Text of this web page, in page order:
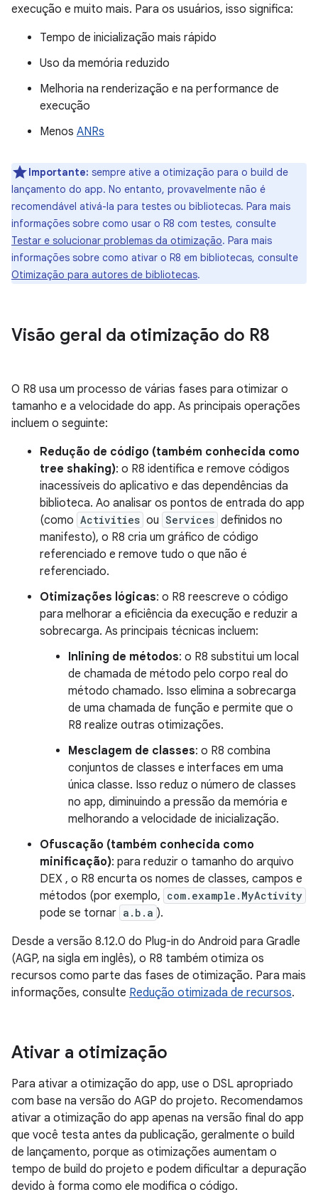
execução e muito mais. Para os usuários, isso significa:
Tempo de inicialização mais rápido
Uso da memória reduzido
Melhoria na renderização e na performance de
execução
Menos ANRs
Importante: sempre ative a otimização para o build de
lançamento do app. No entanto, provavelmente não é
recomendável ativá-la para testes ou bibliotecas. Para mais
informações sobre como usar o R8 com testes, consulte
Testar e solucionar problemas da otimização. Para mais
informações sobre como ativar o R8 em bibliotecas, consulte
Otimização para autores de bibliotecas.
Visão geral da otimização do R8
O R8 usa um processo de várias fases para otimizar o
tamanho e a velocidade do app. As principais operações
incluem o seguinte:
Redução de código (também conhecida como
tree shaking): o R8 identifica e remove códigos
inacessíveis do aplicativo e das dependências da
biblioteca. Ao analisar os pontos de entrada do app
(como Activities ou Services definidos no
manifesto), o R8 cria um gráfico de código
referenciado e remove tudo o que não é
referenciado.
Otimizações lógicas: o R8 reescreve o código
para melhorar a eficiência da execução e reduzir a
sobrecarga. As principais técnicas incluem:
Inlining de métodos: o R8 substitui um local
de chamada de método pelo corpo real do
método chamado. Isso elimina a sobrecarga
de uma chamada de função e permite que o
R8 realize outras otimizações.
Mesclagem de classes: o R8 combina
conjuntos de classes e interfaces em uma
única classe. Isso reduz o número de classes
no app, diminuindo a pressão da memória e
melhorando a velocidade de inicialização.
Ofuscação (também conhecida como
minificação): para reduzir o tamanho do arquivo
DEX , o R8 encurta os nomes de classes, campos e
métodos (por exemplo, com.example.MyActivity
pode se tornar a.b.a ).
Desde a versão 8.12.0 do Plug-in do Android para Gradle
(AGP, na sigla em inglês), o R8 também otimiza os
recursos como parte das fases de otimização. Para mais
informações, consulte Redução otimizada de recursos.
Ativar a otimização
Para ativar a otimização do app, use o DSL apropriado
com base na versão do AGP do projeto. Recomendamos
ativar a otimização do app apenas na versão final do app
que você testa antes da publicação, geralmente o build
de lançamento, porque as otimizações aumentam o
tempo de build do projeto e podem dificultar a depuração
devido à forma como ele modifica o código.